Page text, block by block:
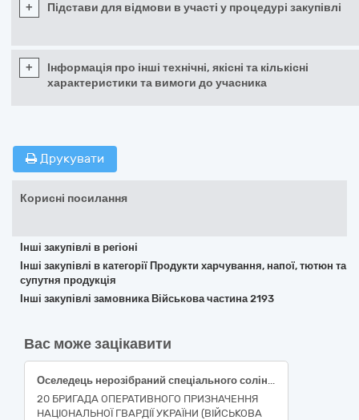
+ Підстави для відмови в участі у процедурі закупівлі
+
Інформація про інші технічні, якісні та кількісні
характеристики та вимоги до учасника
Друкувати
Корисні посилання
Інші закупівлі в регіоні
Інші закупівлі в категорії Продукти харчування, напої, тютюн та
супутня продукція
Інші закупівлі замовника Військова частина 2193
Вас може зацікавити
Оселедець нерозібраний спеціального соління
20 БРИГАДА ОПЕРАТИВНОГО ПРИЗНАЧЕННЯ
НАЦІОНАЛЬНОЇ ГВАРДІЇ УКРАЇНИ (ВІЙСЬКОВА